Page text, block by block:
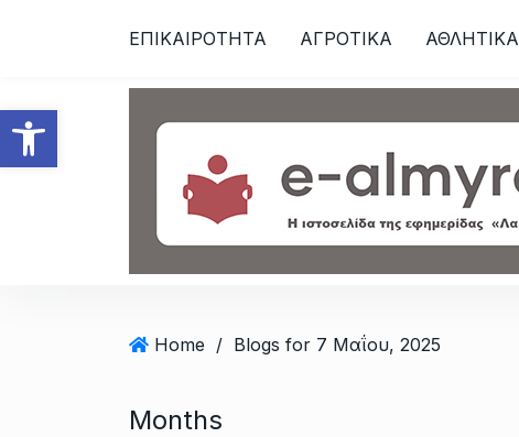
Ανοίξτε τη γραμμή εργαλείων
ΕΠΙΚΑΙΡΟΤΗΤΑ ΑΓΡΟΤΙΚΑ ΑΘΛΗΤΙKA
Home / Blogs for 7 Μαΐου, 2025
Months